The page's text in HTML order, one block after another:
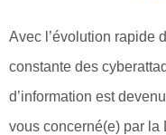
Avec l’évolution rapide
constante des
d’information est
vous concerné(e) par la